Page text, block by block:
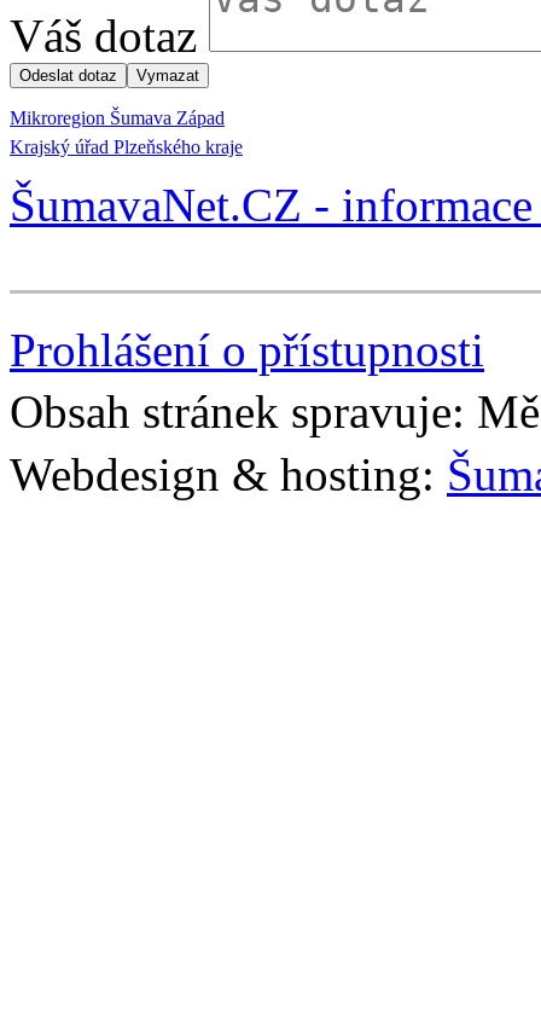
Váš dotaz
Mikroregion Šumava Západ
Krajský úřad Plzeňského kraje
ŠumavaNet.CZ -
Prohlášení o přístupnosti
Obsah stránek spravuje:
Webdesign & hosting: